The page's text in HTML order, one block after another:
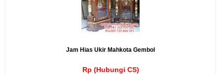
Jam Hias Ukir Mahkota Gembol
Rp (Hubungi CS)